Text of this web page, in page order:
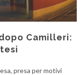
Camilleri:
presa per motivi